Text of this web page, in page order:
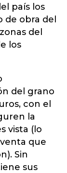
país los
de obra del
del
los
del grano
con el
la
vista (lo
que
Sin
sus